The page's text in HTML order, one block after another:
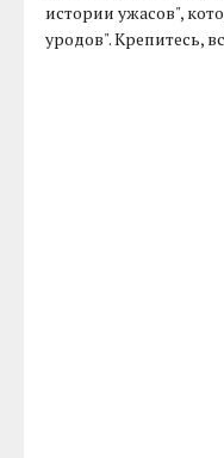
истории ужасов",
уродов". Крепитесь,